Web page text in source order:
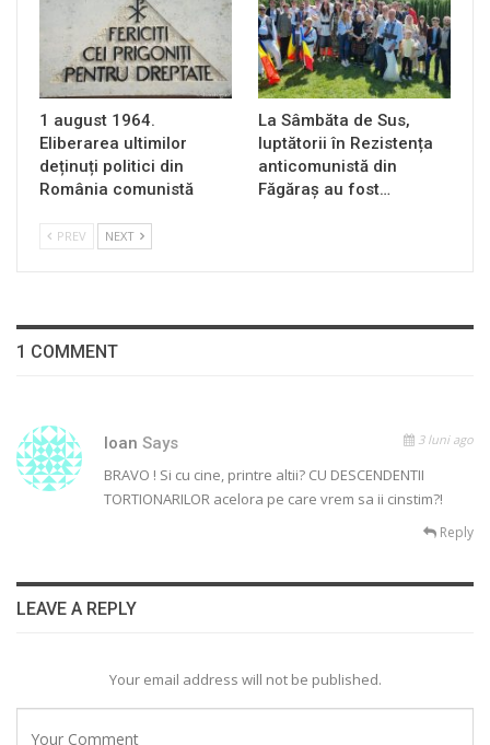
1 august 1964.
Eliberarea ultimilor
deținuți politici din
România comunistă
La Sâmbăta de Sus,
luptătorii în Rezistența
anticomunistă din
Făgăraș au fost…
PREV NEXT
1 COMMENT
Ioan Says 3 luni ago
BRAVO ! Si cu cine, printre altii? CU DESCENDENTII
TORTIONARILOR acelora pe care vrem sa ii cinstim?!
Reply
LEAVE A REPLY
Your email address will not be published.